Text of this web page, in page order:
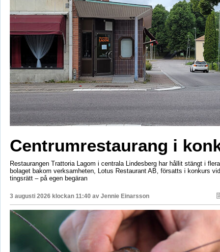
Centrumrestaurang i
Restaurangen Trattoria Lagom i centrala Lindesberg har hållit stängt i
bolaget bakom verksamheten, Lotus Restaurant AB, försatts i konkurs
tingsrätt – på egen begäran
3 augusti 2026 klockan 11:40 av Jennie Einarsson